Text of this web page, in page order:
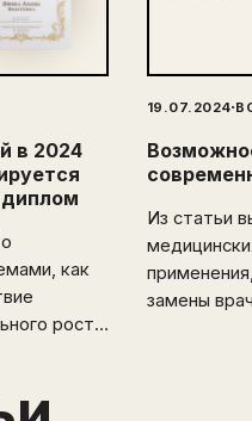
в 2024
как
роста.
статье
19.07.2024·
Из статьи
замены